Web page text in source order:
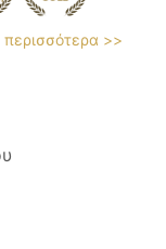
περισσότερα >>